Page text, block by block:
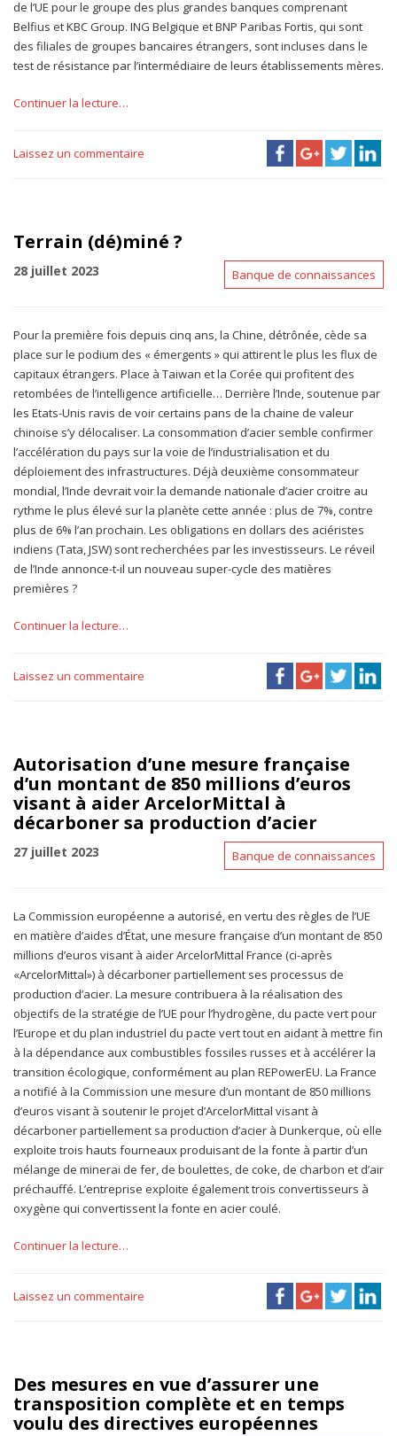
de l’UE pour le groupe des plus grandes banques comprenant
Belfius et KBC Group. ING Belgique et BNP Paribas Fortis, qui sont
des filiales de groupes bancaires étrangers, sont incluses dans le
test de résistance par l’intermédiaire de leurs établissements mères.
Continuer la lecture…
Laissez un commentaire
Terrain (dé)miné ?
28 juillet 2023 Banque de connaissances
Pour la première fois depuis cinq ans, la Chine, détrônée, cède sa
place sur le podium des « émergents » qui attirent le plus les flux de
capitaux étrangers. Place à Taiwan et la Corée qui profitent des
retombées de l’intelligence artificielle… Derrière l’Inde, soutenue par
les Etats-Unis ravis de voir certains pans de la chaine de valeur
chinoise s’y délocaliser. La consommation d’acier semble confirmer
l’accélération du pays sur la voie de l’industrialisation et du
déploiement des infrastructures. Déjà deuxième consommateur
mondial, l’Inde devrait voir la demande nationale d’acier croitre au
rythme le plus élevé sur la planète cette année : plus de 7%, contre
plus de 6% l’an prochain. Les obligations en dollars des aciéristes
indiens (Tata, JSW) sont recherchées par les investisseurs. Le réveil
de l’Inde annonce-t-il un nouveau super-cycle des matières
premières ?
Continuer la lecture…
Laissez un commentaire
Autorisation d’une mesure française
d’un montant de 850 millions d’euros
visant à aider ArcelorMittal à
décarboner sa production d’acier
27 juillet 2023 Banque de connaissances
La Commission européenne a autorisé, en vertu des règles de l’UE
en matière d’aides d’État, une mesure française d’un montant de 850
millions d’euros visant à aider ArcelorMittal France (ci-après
«ArcelorMittal») à décarboner partiellement ses processus de
production d’acier. La mesure contribuera à la réalisation des
objectifs de la stratégie de l’UE pour l’hydrogène, du pacte vert pour
l’Europe et du plan industriel du pacte vert tout en aidant à mettre fin
à la dépendance aux combustibles fossiles russes et à accélérer la
transition écologique, conformément au plan REPowerEU. La France
a notifié à la Commission une mesure d’un montant de 850 millions
d’euros visant à soutenir le projet d’ArcelorMittal visant à
décarboner partiellement sa production d’acier à Dunkerque, où elle
exploite trois hauts fourneaux produisant de la fonte à partir d’un
mélange de minerai de fer, de boulettes, de coke, de charbon et d’air
préchauffé. L’entreprise exploite également trois convertisseurs à
oxygène qui convertissent la fonte en acier coulé.
Continuer la lecture…
Laissez un commentaire
Des mesures en vue d’assurer une
transposition complète et en temps
voulu des directives européennes